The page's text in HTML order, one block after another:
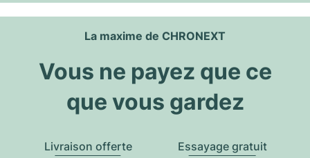
La maxime de CHRONEXT
Vous ne payez que ce
que vous gardez
Livraison offerte Essayage gratuit